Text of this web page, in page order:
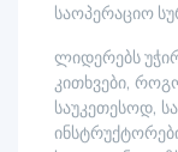
საოპერაციო
ლიდერებს
კითხვები,
საუკეთესოდ,